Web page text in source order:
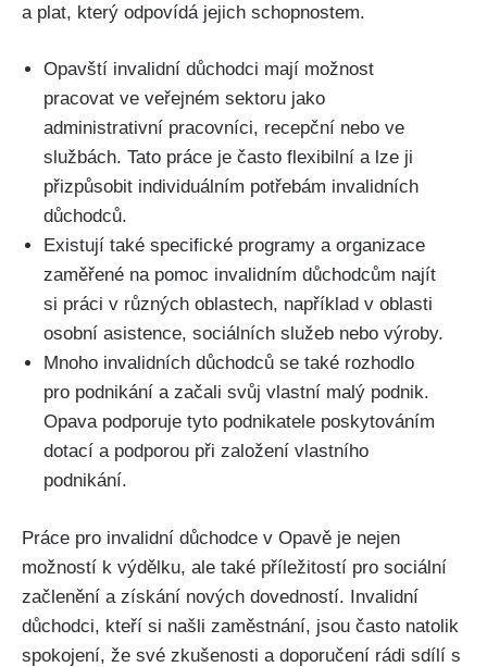
a plat, který odpovídá jejich schopnostem.
Opavští invalidní důchodci mají možnost
pracovat ve veřejném sektoru jako
administrativní pracovníci, recepční nebo ve
službách. Tato práce je často flexibilní a lze ji
přizpůsobit individuálním potřebám invalidních
důchodců.
Existují také specifické programy a organizace
zaměřené na pomoc invalidním důchodcům najít
si práci v různých oblastech, například v oblasti
osobní asistence, sociálních služeb nebo výroby.
Mnoho invalidních důchodců se také rozhodlo
pro podnikání a začali svůj vlastní malý podnik.
Opava podporuje tyto podnikatele poskytováním
dotací a podporou při založení vlastního
podnikání.
Práce pro invalidní důchodce v Opavě je nejen
možností k výdělku, ale také příležitostí pro sociální
začlenění a získání nových dovedností. Invalidní
důchodci, kteří si našli zaměstnání, jsou často natolik
spokojení, že své zkušenosti a doporučení rádi sdílí s